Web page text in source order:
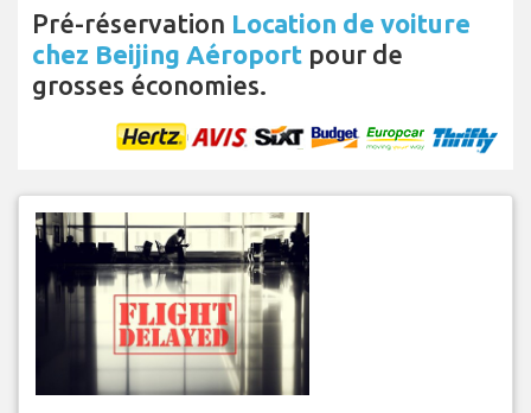
Pré-réservation Location de voiture
chez Beijing Aéroport pour de
grosses économies.